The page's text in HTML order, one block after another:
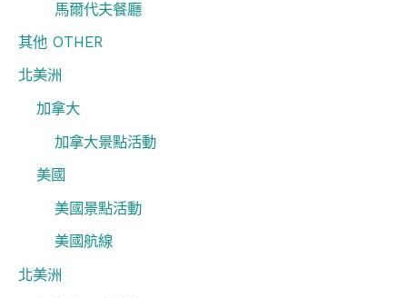
馬爾代夫餐廳
其他 OTHER
北美洲
加拿大
加拿大景點活動
美國
美國景點活動
美國航線
北美洲